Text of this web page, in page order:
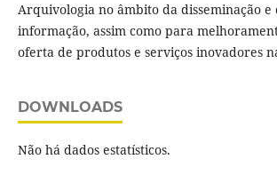
Arquivologia no âmbito da disseminação e
informação, assim como para
oferta de produtos e serviços inovadores
DOWNLOADS
Não há dados estatísticos.